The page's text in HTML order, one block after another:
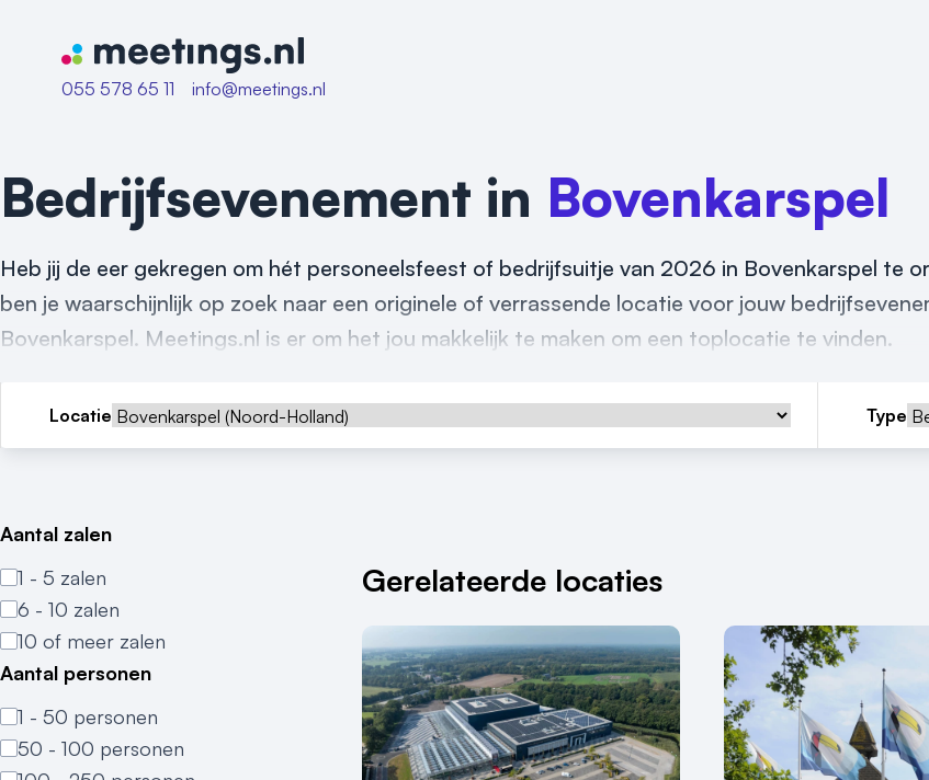
Naar home van Meetings
055 578 65 11
info@meetings.nl
Bedrijfsevenement in Bovenkarspel
Heb jij de eer gekregen om hét personeelsfeest of bedrijfsuitje van 2026 in Bovenkarspel te
ben je waarschijnlijk op zoek naar een originele of verrassende locatie voor jouw
Bovenkarspel. Meetings.nl is er om het jou makkelijk te maken om een toplocatie te vinden.
Locatie Type
Aantal zalen
1 - 5 zalen
6 - 10 zalen
10 of meer zalen
Aantal personen
1 - 50 personen
50 - 100 personen
Gerelateerde locaties